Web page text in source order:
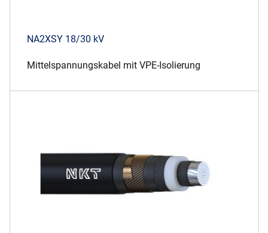
NA2XSY 18/30 kV
Mittelspannungskabel mit VPE-Isolierung